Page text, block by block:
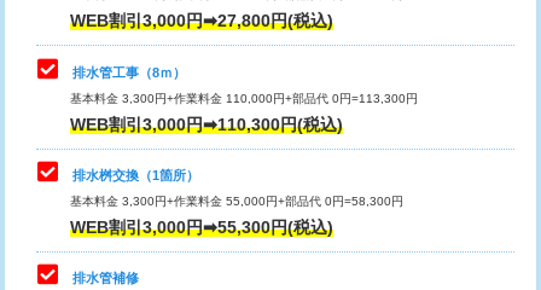
マス交換（土の掘削・埋め戻し作業）
マス交換（深さ50㎝未満）
マス交換（深さ50㎝以上）
コンクリート斫り（厚さ10㎝まで）
コンクリート斫り（厚さ10㎝超え）
モルタル補修（厚さ10㎝まで）
理・調整・分解・加工など（重作業）
その他部品の脱着
交換・取付（タンク）
交換・取付(単水栓（壁付・デッキ
式）)
交換・取付(混合水栓（壁付・デッキ
式・ワンホール）)
16,500円+材料費
WEB割引3,000円➡27,800円(税込)
排水管工事（8ｍ）
基本料金 3,300円+作業料金 110,000円+部品代 0円=113,300円
WEB割引3,000円➡110,300円(税込)
排水桝交換（1箇所）
基本料金 3,300円+作業料金 55,000円+部品代 0円=58,300円
WEB割引3,000円➡55,300円(税込)
排水管補修